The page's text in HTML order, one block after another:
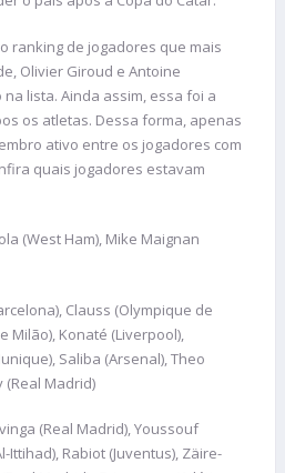
ranking de jogadores que mais
Olivier Giroud e Antoine
lista. Ainda assim, essa foi a
os atletas. Dessa forma, apenas
ativo entre os jogadores com
quais jogadores estavam
(West Ham), Mike Maignan
Clauss (Olympique de
Milão), Konaté (Liverpool),
Saliba (Arsenal), Theo
(Real Madrid)
(Real Madrid), Youssouf
Ittihad), Rabiot (Juventus), Zäire-